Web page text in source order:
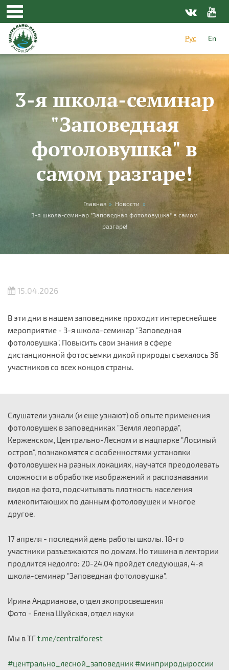
Перейти к основному содержанию
Рус
En
3-я школа-семинар
"Заповедная
фотоловушка" в
самом разгаре!
Вы здесь Главная » Новости »
3-я школа-семинар "Заповедная фотоловушка" в самом
разгаре!
15.04.2026
В эти дни в нашем заповеднике проходит интереснейшее
мероприятие - 3-я школа-семинар "Заповедная
фотоловушка". Повысить свои знания в сфере
дистанционной фотосъемки дикой природы съехалось 36
участников со всех концов страны.
Слушатели узнали (и еще узнают) об опыте применения
фотоловушек в заповедниках "Земля леопарда",
Керженском, Центрально-Лесном и в нацпарке "Лосиный
остров", познакомятся с особенностями установки
фотоловушек на разных локациях, научатся преодолевать
сложности в обработке изображений и распознавании
видов на фото, подсчитывать плотность населения
млекопитающих по данным фотоловушек и многое
другое.
17 апреля - последний день работы школы. 18-го
участники разъезжаются по домам. Но тишина в лектории
продлится недолго: 20-24.04 пройдет следующая, 4-я
школа-семинар "Заповедная фотоловушка".
Ирина Андрианова, отдел экопросвещения
Фото - Елена Шуйская, отдел науки
Мы в ТГt.me/centralforest
#центрально_лесной_заповедник#минприродыроссии